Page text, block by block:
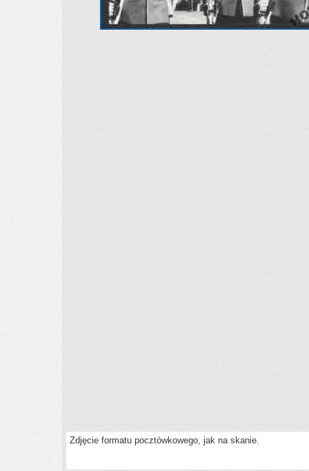
Zdjęcie formatu pocztówkowego, jak na skanie.